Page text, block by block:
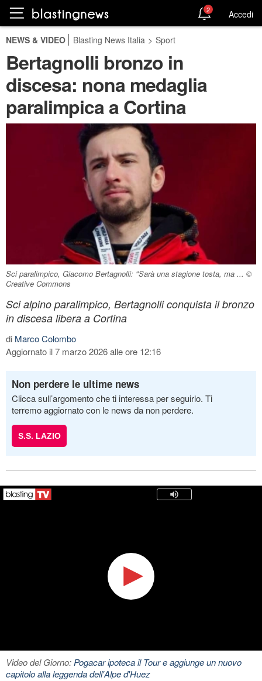
2 Accedi
NEWS & VIDEO Blasting News Italia > Sport
Bertagnolli bronzo in
discesa: nona medaglia
paralimpica a Cortina
Sci paralimpico, Giacomo Bertagnolli: "Sarà una stagione tosta, ma ... ©
Creative Commons
Sci alpino paralimpico, Bertagnolli conquista il bronzo
in discesa libera a Cortina
di Marco Colombo
Aggiornato il 7 marzo 2026 alle ore 12:16
Non perdere le ultime news
Clicca sull’argomento che ti interessa per seguirlo. Ti
terremo aggiornato con le news da non perdere.
S.S. LAZIO
Video del Giorno:Pogacar ipoteca il Tour e aggiunge un nuovo
capitolo alla leggenda dell'Alpe d'Huez